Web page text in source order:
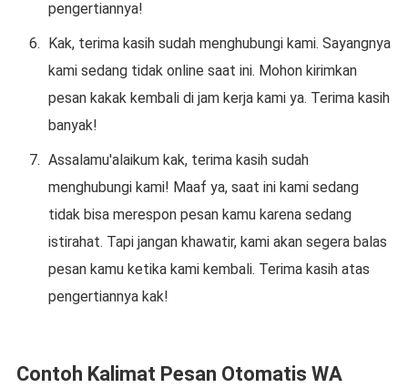
pengertiannya!
Kak, terima kasih sudah menghubungi kami. Sayangnya
kami sedang tidak online saat ini. Mohon kirimkan
pesan kakak kembali di jam kerja kami ya. Terima kasih
banyak!
Assalamu'alaikum kak, terima kasih sudah
menghubungi kami! Maaf ya, saat ini kami sedang
tidak bisa merespon pesan kamu karena sedang
istirahat. Tapi jangan khawatir, kami akan segera balas
pesan kamu ketika kami kembali. Terima kasih atas
pengertiannya kak!
Contoh Kalimat Pesan Otomatis WA